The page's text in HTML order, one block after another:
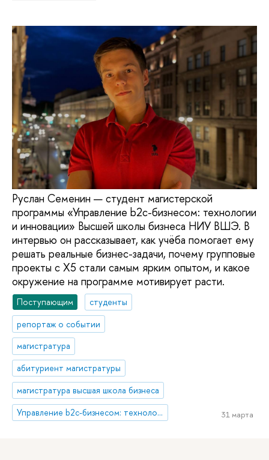
Руслан Семенин — студент магистерской
программы «Управление b2c-бизнесом: технологии
и инновации» Высшей школы бизнеса НИУ ВШЭ. В
интервью он рассказывает, как учёба помогает ему
решать реальные бизнес-задачи, почему групповые
проекты с X5 стали самым ярким опытом, и какое
окружение на программе мотивирует расти.
Поступающим
студенты
репортаж о событии
магистратура
абитуриент магистратуры
магистратура высшая школа бизнеса
Управление b2c-бизнесом: технологии и инновации
31 марта